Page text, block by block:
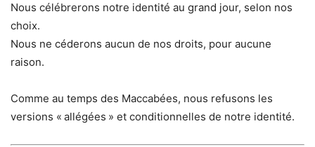
Nous célébrerons notre identité au grand jour, selon nos
choix.
Nous ne céderons aucun de nos droits, pour aucune
raison.
Comme au temps des Maccabées, nous refusons les
versions « allégées » et conditionnelles de notre identité.